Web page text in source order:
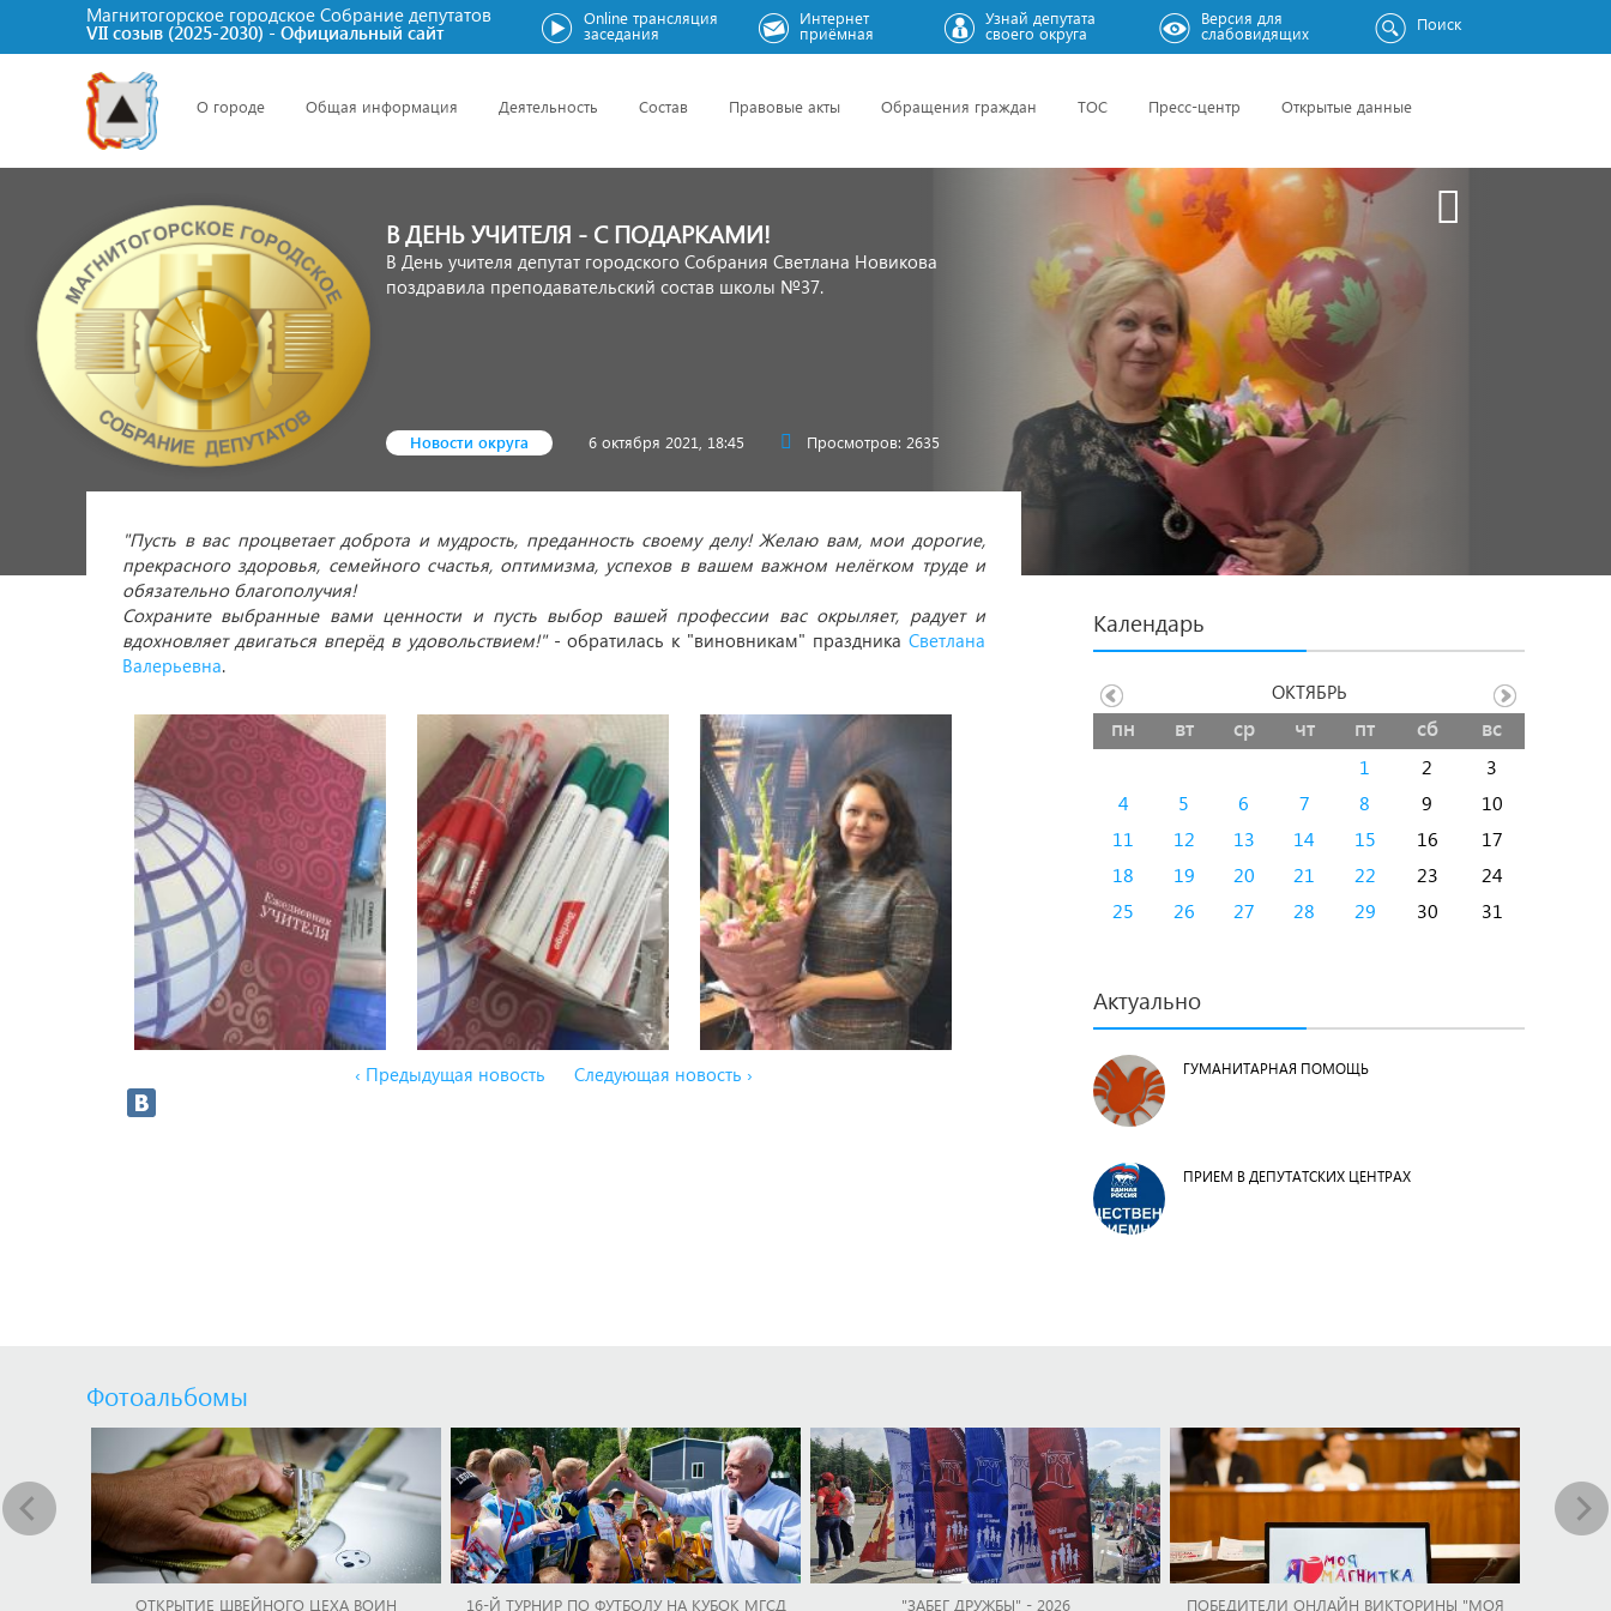
Магнитогорское городское Cобрание депутатов
VII созыв (2025-2030) - Официальный сайт
Online трансляция
заседания
Интернет
приёмная
Узнай депутата
своего округа
Версия для
слабовидящих Поиск
О городе Общая информация Деятельность Состав Правовые акты Обращения граждан ТОС Пресс-центр Открытые данные
В ДЕНЬ УЧИТЕЛЯ - С ПОДАРКАМИ!
В День учителя депутат городского Собрания Светлана Новикова
поздравила преподавательский состав школы №37.
Новости округа 6 октября 2021, 18:45 Просмотров: 2635
"Пусть в вас процветает доброта и мудрость, преданность своему делу! Желаю вам, мои дорогие,
прекрасного здоровья, семейного счастья, оптимизма, успехов в вашем важном нелёгком труде и
обязательно благополучия!
Сохраните выбранные вами ценности и пусть выбор вашей профессии вас окрыляет, радует и
вдохновляет двигаться вперёд в удовольствием!"- обратилась к "виновникам" праздникаСветлана
Валерьевна.
‹ Предыдущая новость Следующая новость ›
Календарь
пн вт ср чт пт сб вс
1 2
3
4
5 6 7 8 9
10
11
12 13 14 15 16
17
18
19 20 21 22 23
24
25
26 27 28 29 30 31
ОКТЯБРЬ
Актуально
ГУМАНИТАРНАЯ ПОМОЩЬ
ПРИЕМ В ДЕПУТАТСКИХ ЦЕНТРАХ
Фотоальбомы
ОТКРЫТИЕ ШВЕЙНОГО ЦЕХА ВОИН 16-Й ТУРНИР ПО ФУТБОЛУ НА КУБОК МГСД "ЗАБЕГ ДРУЖБЫ" - 2026 ПОБЕДИТЕЛИ ОНЛАЙН ВИКТОРИНЫ "МОЯ